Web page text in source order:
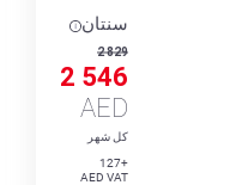
سنتان
2 829
2 546
AED
كل شهر
+127
AED VAT